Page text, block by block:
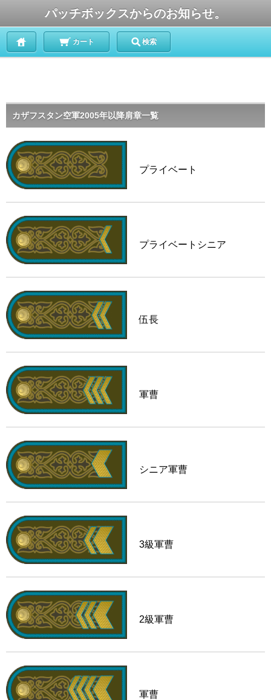
パッチボックスからのお知らせ。
カート 検索
カザフスタン空軍2005年以降肩章一覧
プライベート
プライベートシニア
伍長
軍曹
シニア軍曹
3級軍曹
2級軍曹
軍曹